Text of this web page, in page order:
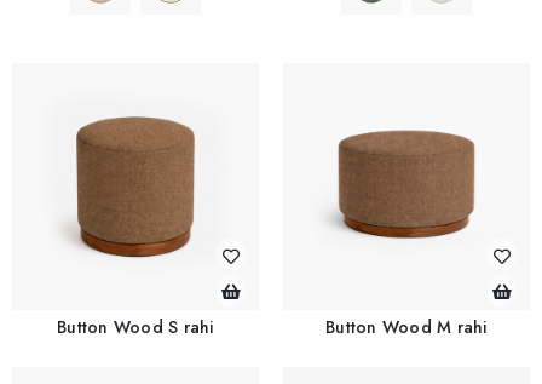
Button Wood S rahi Button Wood M rahi